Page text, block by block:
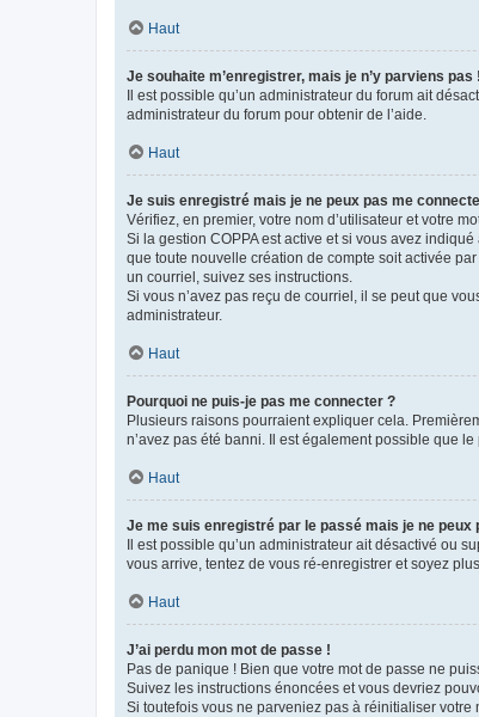
Haut
Je souhaite m’enregistrer, mais je n’y parviens pas !
Il est possible qu’un administrateur du forum ait
administrateur du forum pour obtenir de l’aide.
Haut
Je suis enregistré mais je ne peux pas me
Vérifiez, en premier, votre nom d’utilisateur et votre
Si la gestion COPPA est active et si vous avez
que toute nouvelle création de compte soit activée
un courriel, suivez ses instructions.
Si vous n’avez pas reçu de courriel, il se peut que
administrateur.
Haut
Pourquoi ne puis-je pas me connecter ?
Plusieurs raisons pourraient expliquer cela.
n’avez pas été banni. Il est également possible que
Haut
Je me suis enregistré par le passé mais je ne peux
Il est possible qu’un administrateur ait désactivé ou
vous arrive, tentez de vous ré-enregistrer et soyez
Haut
J’ai perdu mon mot de passe !
Pas de panique ! Bien que votre mot de passe ne
Suivez les instructions énoncées et vous devriez
Si toutefois vous ne parveniez pas à réinitialiser votre